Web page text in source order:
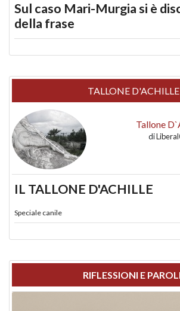
Sul caso Mari-Murgia si è
della frase
TALLONE D'ACHILLE
Tallone
di
IL TALLONE D'ACHILLE
Speciale canile
RIFLESSIONI E